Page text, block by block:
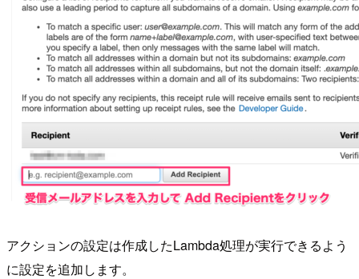
アクションの設定は作成したLambda処理が実行できるよう
に設定を追加します。